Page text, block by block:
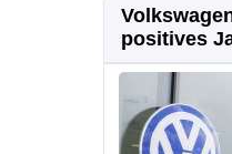
positives